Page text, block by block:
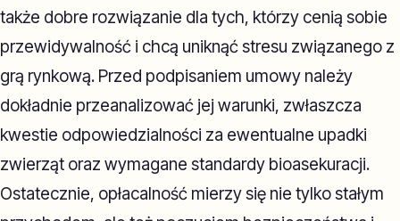
także dobre rozwiązanie dla tych, którzy cenią sobie
przewidywalność i chcą uniknąć stresu związanego z
grą rynkową. Przed podpisaniem umowy należy
dokładnie przeanalizować jej warunki, zwłaszcza
kwestie odpowiedzialności za ewentualne upadki
zwierząt oraz wymagane standardy bioasekuracji.
Ostatecznie, opłacalność mierzy się nie tylko stałym